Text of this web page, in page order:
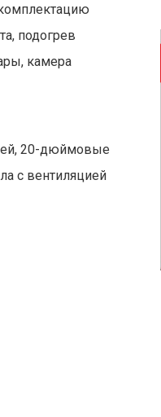
подогрев
камера
20-дюймовые
с вентиляцией